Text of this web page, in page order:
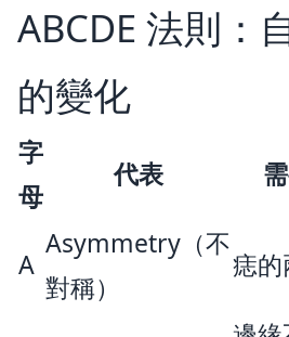
ABCDE 法則：
的變化
字
母
代表
A
Asymmetry（不
對稱）
痣